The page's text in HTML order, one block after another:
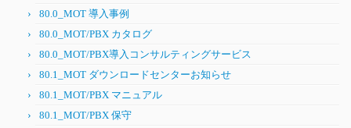
80.0_MOT 導入事例
80.0_MOT/PBX カタログ
80.0_MOT/PBX導入コンサルティングサービス
80.1_MOT ダウンロードセンターお知らせ
80.1_MOT/PBX マニュアル
80.1_MOT/PBX 保守